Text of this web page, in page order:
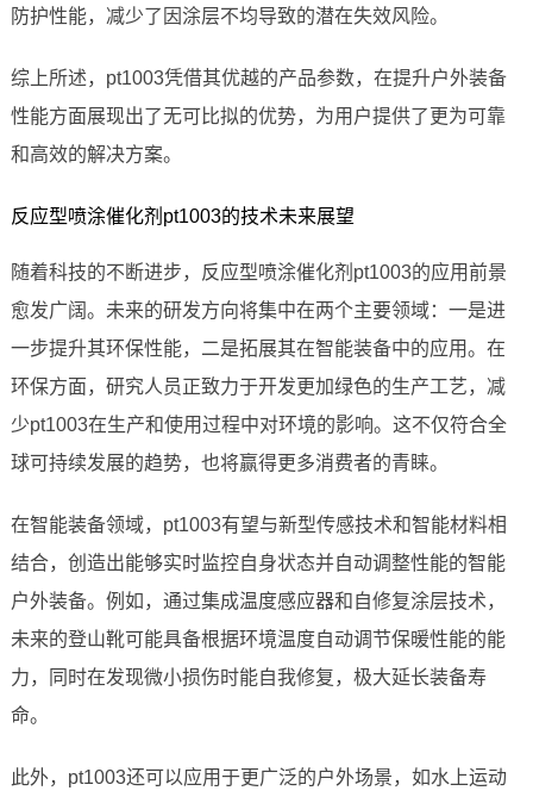
防护性能，减少了因涂层不均导致的潜在失效风险。
综上所述，pt1003凭借其优越的产品参数，在提升户外装备
性能方面展现出了无可比拟的优势，为用户提供了更为可靠
和高效的解决方案。
反应型喷涂催化剂pt1003的技术未来展望
随着科技的不断进步，反应型喷涂催化剂pt1003的应用前景
愈发广阔。未来的研发方向将集中在两个主要领域：一是进
一步提升其环保性能，二是拓展其在智能装备中的应用。在
环保方面，研究人员正致力于开发更加绿色的生产工艺，减
少pt1003在生产和使用过程中对环境的影响。这不仅符合全
球可持续发展的趋势，也将赢得更多消费者的青睐。
在智能装备领域，pt1003有望与新型传感技术和智能材料相
结合，创造出能够实时监控自身状态并自动调整性能的智能
户外装备。例如，通过集成温度感应器和自修复涂层技术，
未来的登山靴可能具备根据环境温度自动调节保暖性能的能
力，同时在发现微小损伤时能自我修复，极大延长装备寿
命。
此外，pt1003还可以应用于更广泛的户外场景，如水上运动